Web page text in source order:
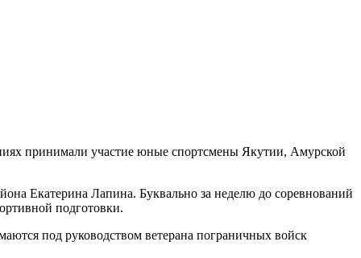
принимали участие юные спортсмены Якутии, Амурской
Екатерина Лапина. Буквально за неделю до соревнований
подготовки.
под руководством ветерана пограничных войск